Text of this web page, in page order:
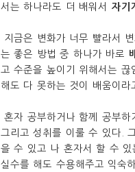
서는 하나라도 더 배워서 자기
지금은 변화가 너무 빨라서
는 좋은 방법 중 하나가 바로
고 수준을 높이기 위해서는 끊
해도 다 못하는 것이 배움이라
혼자 공부하거나 함께 공부하
그리고 성취를 이룰 수 있다.
을 수 있고 나 혼자서 할 수 있
실수를 해도 수용해주고 익숙